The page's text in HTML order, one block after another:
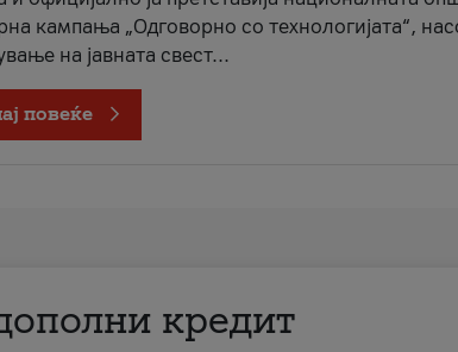
кампања „Одговорно со технологијата“,
на јавната свест...
повеќе
кредит